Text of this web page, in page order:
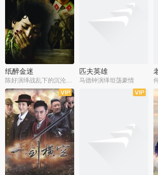
纸醉金迷 匹夫英雄
马德钟演绎坦荡豪情
全40集